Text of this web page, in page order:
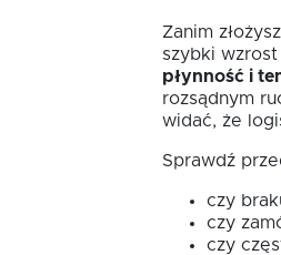
Zanim złożysz
szybki
płynność i
rozsądnym
widać, że
Sprawdź
czy
czy
czy